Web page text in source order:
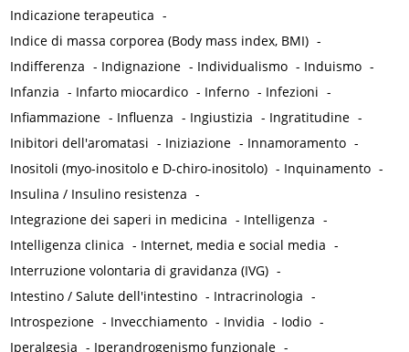
Indicazione terapeutica -
Indice di massa corporea (Body mass index, BMI) -
Indifferenza - Indignazione - Individualismo - Induismo -
Infanzia - Infarto miocardico - Inferno - Infezioni -
Infiammazione - Influenza - Ingiustizia - Ingratitudine -
Inibitori dell'aromatasi - Iniziazione - Innamoramento -
Inositoli (myo-inositolo e D-chiro-inositolo) - Inquinamento -
Insulina / Insulino resistenza -
Integrazione dei saperi in medicina - Intelligenza -
Intelligenza clinica - Internet, media e social media -
Interruzione volontaria di gravidanza (IVG) -
Intestino / Salute dell'intestino - Intracrinologia -
Introspezione - Invecchiamento - Invidia - Iodio -
Iperalgesia - Iperandrogenismo funzionale -